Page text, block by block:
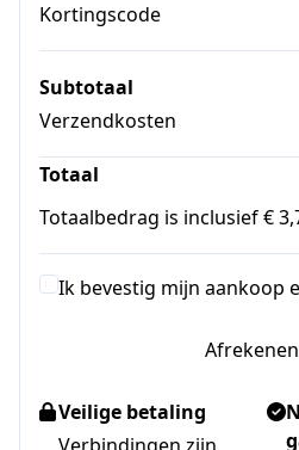
Kortingscode
Subtotaal
Verzendkosten
Totaal
Totaalbedrag is inclusief €
Ik bevestig mijn aankoop
Afrekenen
Veilige betaling